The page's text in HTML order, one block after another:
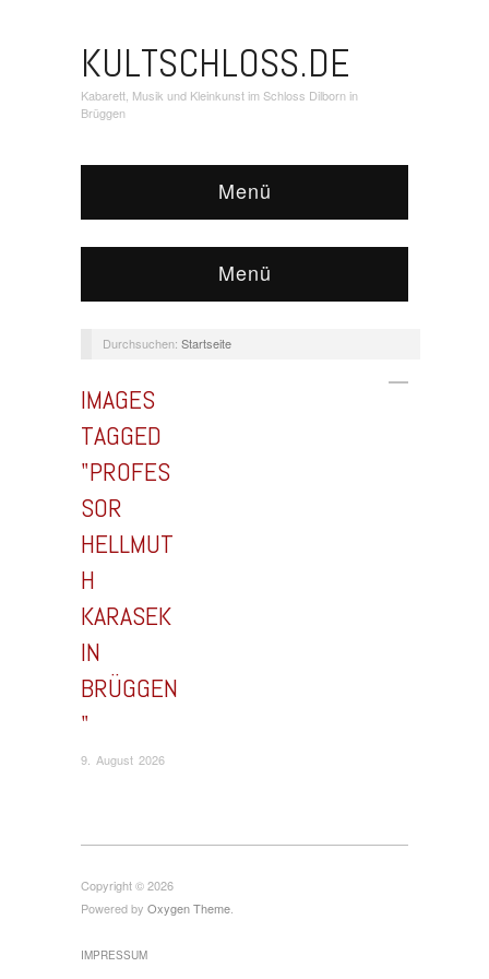
KULTSCHLOSS.DE
Kabarett, Musik und Kleinkunst im Schloss Dilborn in
Brüggen
Menü
Menü
Durchsuchen: Startseite
IMAGES
TAGGED
"PROFES
SOR
HELLMUT
H
KARASEK
IN
BRÜGGEN
"
9. August 2026
Copyright © 2026
Powered by Oxygen Theme
IMPRESSUM